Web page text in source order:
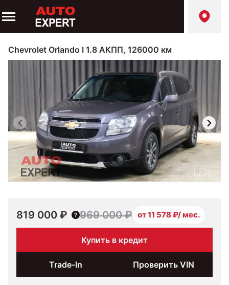
Chevrolet Orlando I 1.8 АКПП, 126000 км
1/ 15
819 000 ₽ 969 000 ₽ от 11 578 ₽/ мес.
Купить в кредит
Trade-In Проверить VIN